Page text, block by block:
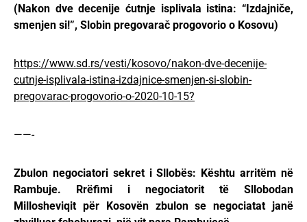
(Nakon dve decenije ćutnje isplivala istina: “Izdajniče,
smenjen si!”, Slobin pregovarač progovorio o Kosovu)
https://www.sd.rs/vesti/kosovo/nakon-dve-decenije-
cutnje-isplivala-istina-izdajnice-smenjen-si-slobin-
pregovarac-progovorio-o-2020-10-15?
——-
Zbulon negociatori sekret i Sllobës: Kështu arritëm në
Rambuje. Rrëfimi i negociatorit të Sllobodan
Millosheviqit për Kosovën zbulon se negociatat janë